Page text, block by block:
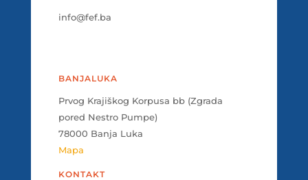
info@fef.ba
BANJALUKA
Prvog Krajiškog Korpusa bb (Zgrada
pored Nestro Pumpe)
78000 Banja Luka
Mapa
KONTAKT